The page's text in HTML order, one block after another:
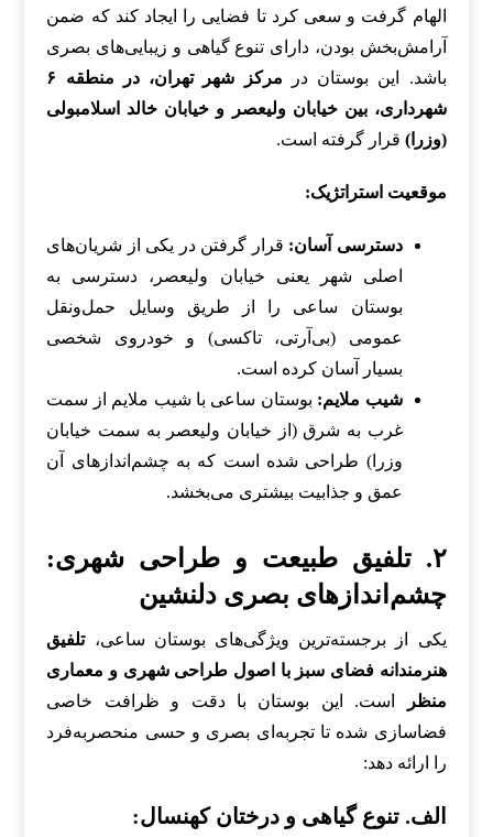
الهام گرفت و سعی کرد تا فضایی را ایجاد کند که ضمن
آرامش‌بخش بودن، دارای تنوع گیاهی و زیبایی‌های بصری
باشد. این بوستان در
مرکز شهر تهران، در منطقه ۶
شهرداری، بین خیابان ولیعصر و خیابان خالد اسلامبولی
(وزرا) قرار گرفته است.
موقعیت استراتژیک:
دسترسی آسان: قرار گرفتن در یکی از شریان‌های
اصلی شهر یعنی خیابان ولیعصر، دسترسی به
بوستان ساعی را از طریق وسایل حمل‌ونقل
عمومی (بی‌آرتی، تاکسی) و خودروی شخصی
بسیار آسان کرده است.
شیب ملایم: بوستان ساعی با شیب ملایم از سمت
غرب به شرق (از خیابان ولیعصر به سمت خیابان
وزرا) طراحی شده است که به چشم‌اندازهای آن
عمق و جذابیت بیشتری می‌بخشد.
۲. تلفیق طبیعت و طراحی شهری:
چشم‌اندازهای بصری دلنشین
یکی از برجسته‌ترین ویژگی‌های بوستان ساعی،تلفیق
هنرمندانه فضای سبز با اصول طراحی شهری و معماری
منظر
است. این بوستان با دقت و ظرافت خاصی
فضاسازی شده تا تجربه‌ای بصری و حسی منحصربه‌فرد
را ارائه دهد:
الف. تنوع گیاهی و درختان کهنسال: